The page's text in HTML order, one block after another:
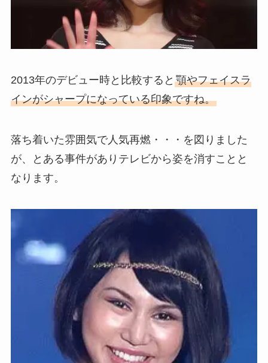
2013年のデビュー時と比較すると 顎やフェイスラ
インがシャープになっている印象ですね。
落ち着いた雰囲気で人気再燃・・・を図りました
が、とある事件がありテレビから姿を消すことと
なります。